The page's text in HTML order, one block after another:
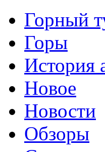
Горный
Горы
История
Новое
Новости
Обзоры